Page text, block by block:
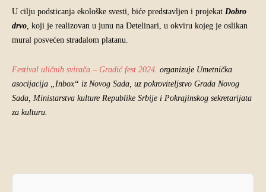
U cilju podsticanja ekološke svesti, biće predstavljen i projekat Dobro
drvo koji je realizovan u junu na Detelinari, u okviru kojeg je oslikan
mural posvećen stradalom platanu.
Festival uličnih svirača – Gradić fest 2024 . organizuje Umetnička
asocijacija „Inbox“ iz Novog Sada, uz pokroviteljstvo Grada Novog
Sada, Ministarstva kulture Republike Srbije i Pokrajinskog sekretarijata
za kulturu.